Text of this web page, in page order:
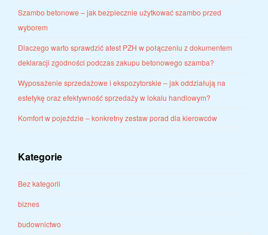
Szambo betonowe – jak bezpiecznie użytkować szambo przed
wyborem
Dlaczego warto sprawdzić atest PZH w połączeniu z dokumentem
deklaracji zgodności podczas zakupu betonowego szamba?
Wyposażenie sprzedażowe i ekspozytorskie – jak oddziałują na
estetykę oraz efektywność sprzedaży w lokalu handlowym?
Komfort w pojeździe – konkretny zestaw porad dla kierowców
Kategorie
Bez kategorii
biznes
budownictwo